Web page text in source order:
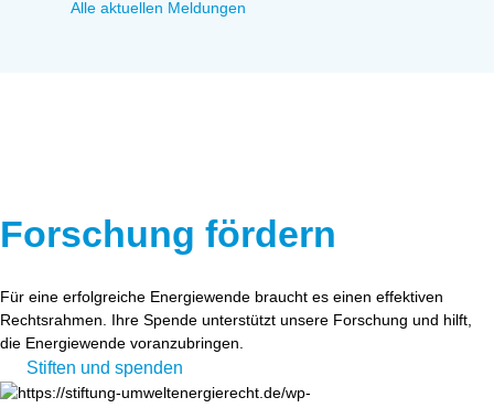
Alle aktuellen Meldungen
Forschung fördern
Für eine erfolgreiche Energiewende braucht es einen effektiven
Rechtsrahmen. Ihre Spende unterstützt unsere Forschung und hilft,
die Energiewende voranzubringen.
Stiften und spenden